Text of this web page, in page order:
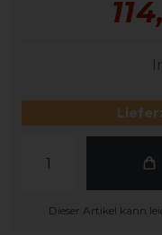
Dieser Artikel kann